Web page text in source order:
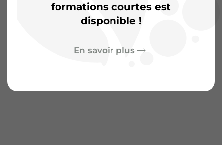
formations courtes est
disponible !
En savoir plus